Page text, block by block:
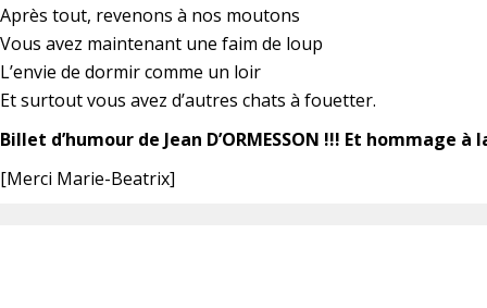
Après tout, revenons à nos moutons
Vous avez maintenant une faim de loup
L’envie de dormir comme un loir
Et surtout vous avez d’autres chats à fouetter.
Billet d’humour de Jean D’ORMESSON !!! Et hommage
[Merci Marie-Beatrix]